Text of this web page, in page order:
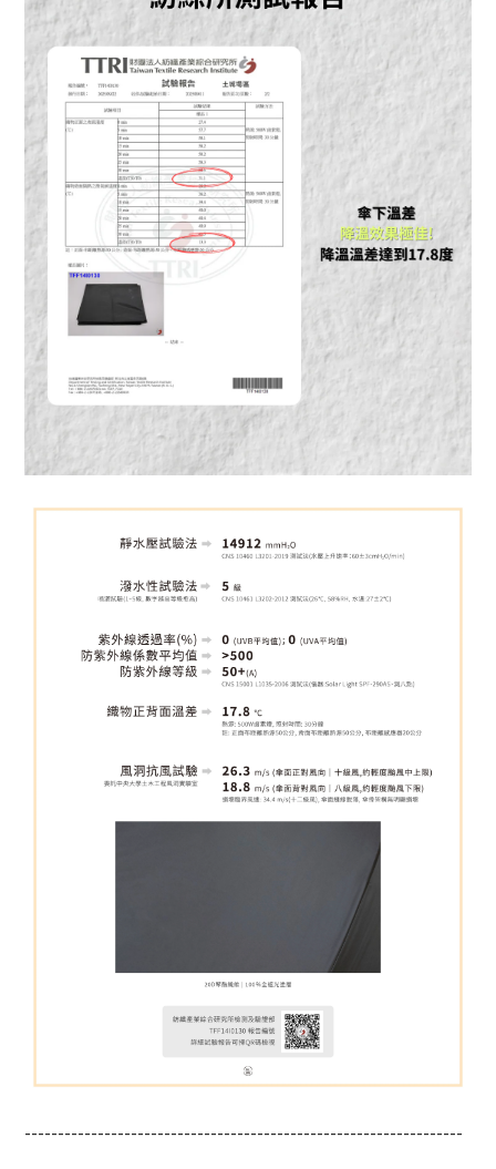
------------------------------------------------------------------